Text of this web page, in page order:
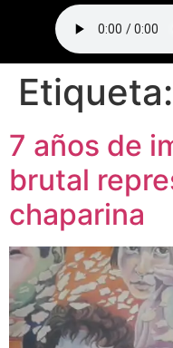
Etiqueta:
7 años de
brutal
chaparina